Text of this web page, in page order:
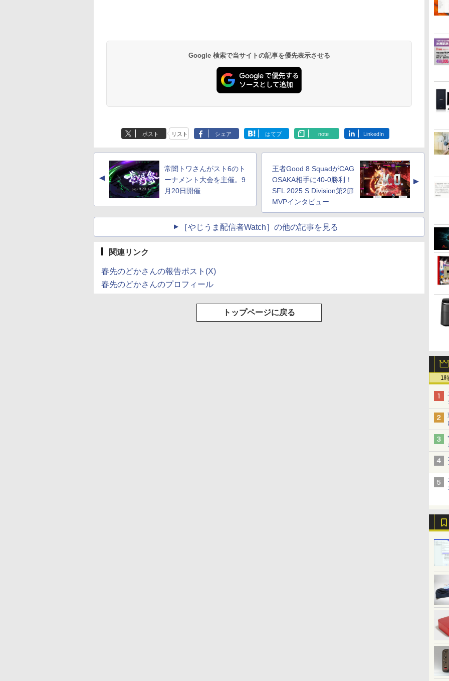
1
Google 検索で当サイトの記事を優先表示させる
ポスト リスト シェア はてブ note LinkedIn
▲
常闇トワさんがスト6のト
ーナメント大会を主催。9
月20日開催
王者Good 8 SquadがCAG
OSAKA相手に40-0勝利！
SFL 2025 S Division第2節
MVPインタビュー
▲
［やじうま配信者Watch］の他の記事を見る
関連リンク
春先のどかさんの報告ポスト(X)
春先のどかさんのプロフィール
トップページに戻る